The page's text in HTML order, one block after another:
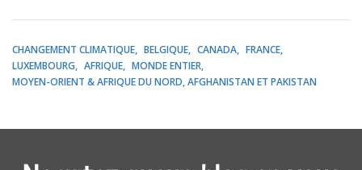
CHANGEMENT CLIMATIQUE BELGIQUE CANADA
FRANCE
LUXEMBOURG
AFRIQUE
MONDE ENTIER
MOYEN-ORIENT & AFRIQUE DU NORD, AFGHANISTAN ET PAKISTAN